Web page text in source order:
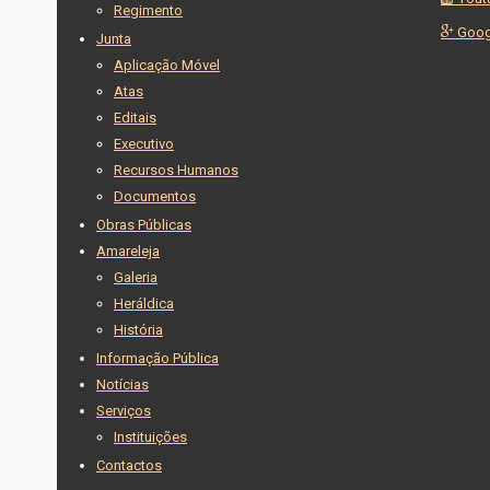
Regimento
Junta
Aplicação Móvel
Atas
Editais
Executivo
Recursos Humanos
Documentos
Obras Públicas
Amareleja
Galeria
Heráldica
História
Informação Pública
Notícias
Serviços
Instituições
Contactos